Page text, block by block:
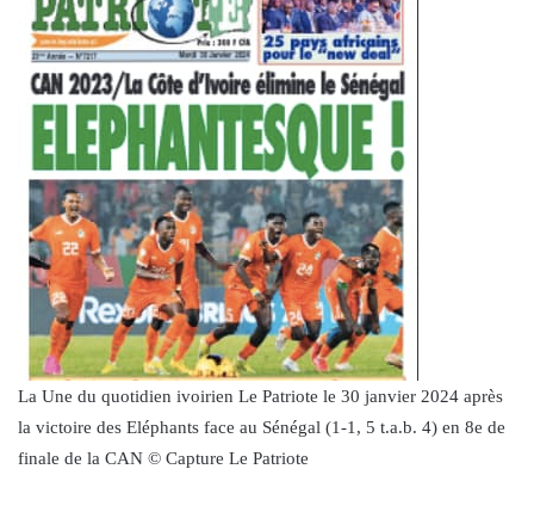
La Une du quotidien ivoirien Le Patriote le 30 janvier 2024 après
la victoire des Eléphants face au Sénégal (1-1, 5 t.a.b. 4) en 8e de
finale de la CAN © Capture Le Patriote